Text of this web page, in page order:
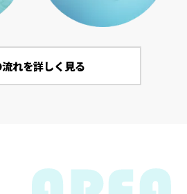
れを詳しく見る